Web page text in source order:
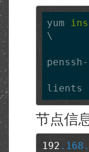
yum
\
penssh-
lients
节点信
192 .168